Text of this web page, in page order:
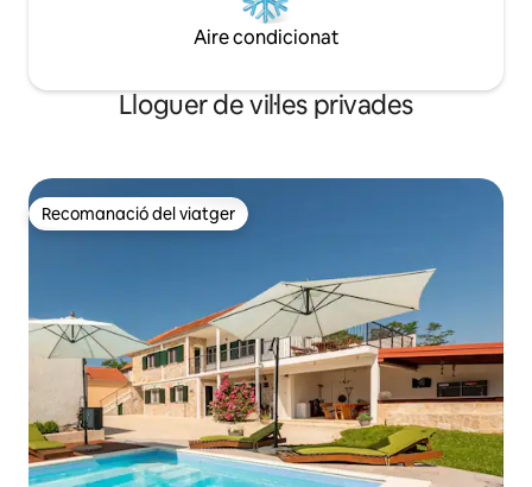
Aire condicionat
Lloguer de vil·les privades
Recomanació del viatger
Recomanació del viatger